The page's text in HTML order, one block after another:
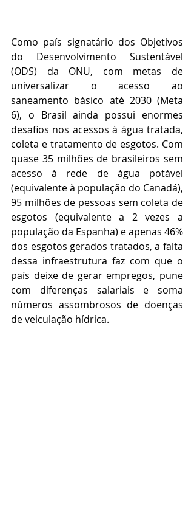
Como país signatário dos Objetivos
do Desenvolvimento Sustentável
(ODS) da ONU, com metas de
universalizar o acesso ao
saneamento básico até 2030 (Meta
6), o Brasil ainda possui enormes
desafios nos acessos à água tratada,
coleta e tratamento de esgotos. Com
quase 35 milhões de brasileiros sem
acesso à rede de água potável
(equivalente à população do Canadá),
95 milhões de pessoas sem coleta de
esgotos (equivalente a 2 vezes a
população da Espanha) e apenas 46%
dos esgotos gerados tratados, a falta
dessa infraestrutura faz com que o
país deixe de gerar empregos, pune
com diferenças salariais e soma
números assombrosos de doenças
de veiculação hídrica.